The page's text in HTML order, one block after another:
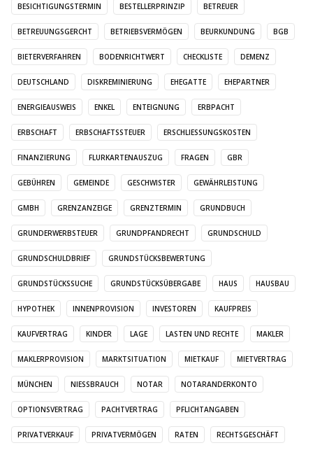
BESICHTIGUNGSTERMIN BESTELLERPRINZIP BETREUER
BETREUUNGSGERCHT BETRIEBSVERMÖGEN BEURKUNDUNG BGB
BIETERVERFAHREN BODENRICHTWERT CHECKLISTE DEMENZ
DEUTSCHLAND DISKREMINIERUNG EHEGATTE EHEPARTNER
ENERGIEAUSWEIS ENKEL ENTEIGNUNG ERBPACHT
ERBSCHAFT ERBSCHAFTSSTEUER ERSCHLIESSUNGSKOSTEN
FINANZIERUNG FLURKARTENAUSZUG FRAGEN GBR
GEBÜHREN GEMEINDE GESCHWISTER GEWÄHRLEISTUNG
GMBH GRENZANZEIGE GRENZTERMIN GRUNDBUCH
GRUNDERWERBSTEUER GRUNDPFANDRECHT GRUNDSCHULD
GRUNDSCHULDBRIEF GRUNDSTÜCKSBEWERTUNG
GRUNDSTÜCKSSUCHE GRUNDSTÜCKSÜBERGABE HAUS HAUSBAU
HYPOTHEK INNENPROVISION INVESTOREN KAUFPREIS
KAUFVERTRAG KINDER LAGE LASTEN UND RECHTE MAKLER
MAKLERPROVISION MARKTSITUATION MIETKAUF MIETVERTRAG
MÜNCHEN NIESSBRAUCH NOTAR NOTARANDERKONTO
OPTIONSVERTRAG PACHTVERTRAG PFLICHTANGABEN
PRIVATVERKAUF PRIVATVERMÖGEN RATEN RECHTSGESCHÄFT